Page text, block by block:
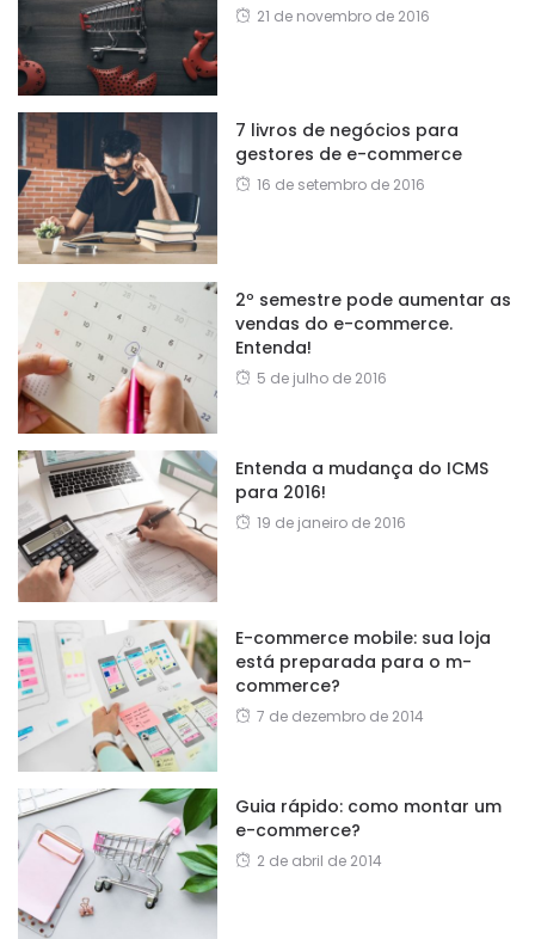
21 de novembro de 2016
7 livros de negócios para
gestores de e-commerce
16 de setembro de 2016
2º semestre pode aumentar as
vendas do e-commerce.
Entenda!
5 de julho de 2016
Entenda a mudança do ICMS
para 2016!
19 de janeiro de 2016
E-commerce mobile: sua loja
está preparada para o m-
commerce?
7 de dezembro de 2014
Guia rápido: como montar um
e-commerce?
2 de abril de 2014